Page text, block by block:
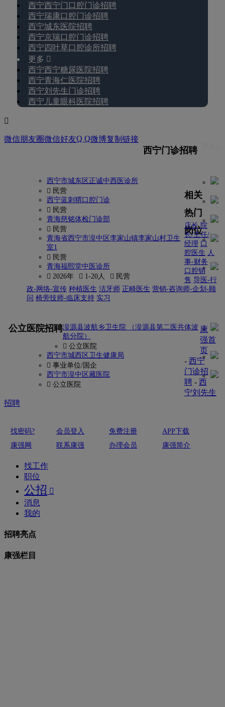
西宁西宁门口腔门诊招聘
西宁瑞康口腔门诊招聘
西宁城东医院招聘
西宁京瑞口腔门诊招聘
西宁四叶草口腔诊所招聘
更多 
西宁西宁糖尿医院招聘
西宁青海仁医院招聘
西宁刘先生门诊招聘
西宁儿童眼科医院招聘

微信朋友圈微信好友Q Q微博复制链接
西宁门诊招聘
西宁市城东区正诚中西医诊所
 民营
西宁蓝刺猬口腔门诊
 民营
青海慈铭体检门诊部
 民营
青海省西宁市湟中区李家山镇李家山村卫生
室1
 民营
青海福熙堂中医诊所
 2026年
 1-20人  民营
相关
热门
岗位
店长 院
长/主任/
经理 口
腔医生 人
事-财务
口腔销
售 导医-行
政-网络-宣传 种植医生 洁牙师 正畸医生 营销-咨询师-企划-顾
问 椅旁技师-临床支持 实习
公立医院招聘湟源县波航乡卫生院 （湟源县第二医共体波
航分院）
 公立医院
西宁市城西区卫生健康局
 事业单位/国企
西宁市湟中区藏医院
 公立医院
康
强首
页
- 西宁
门诊招
聘- 西
宁刘先生
招聘
找密码? 会员登入 免费注册
APP下载
康强网
联系康强 办理会员 康强简介
找工作
职位
公招 
消息
我的
招聘亮点
康强栏目